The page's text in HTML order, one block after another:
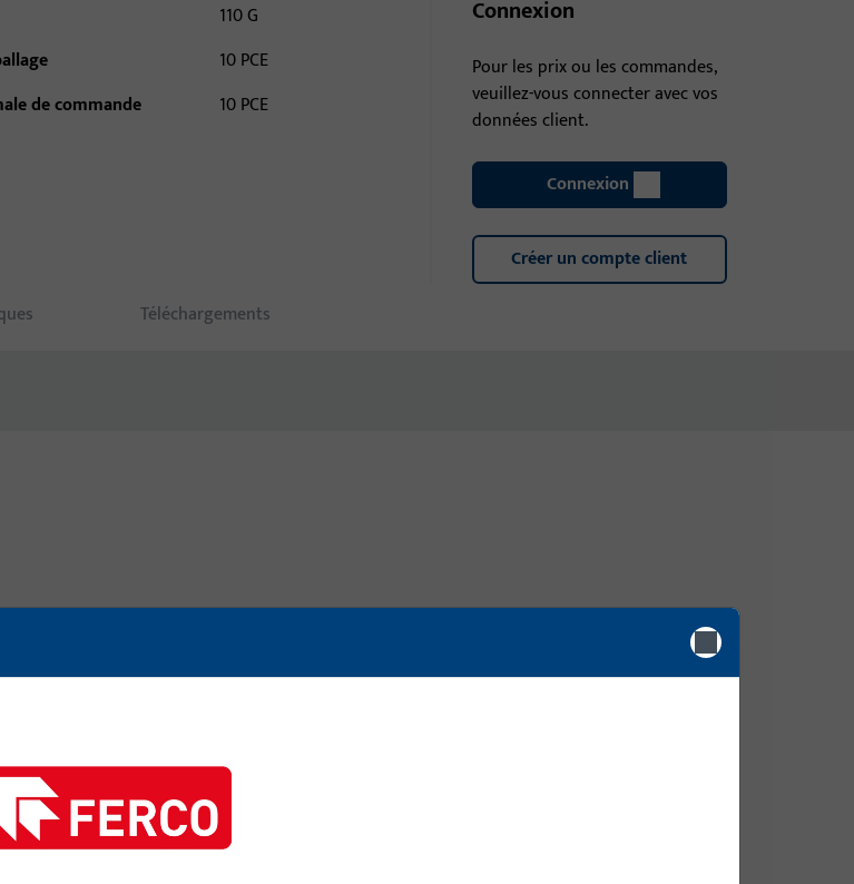
110 G
10 PCE
de commande
10 PCE
Connexion
Pour les prix ou les commandes,
veuillez-vous connecter avec vos
données client.
Connexion
Créer un compte client
Téléchargements
LAPPENSCHLIESSBLECHE DIN RS AUS NICHTROST.STAHL,ECKIG,